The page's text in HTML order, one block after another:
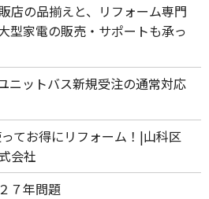
店の品揃えと、リフォーム専門
型家電の販売・サポートも承っ
ニットバス新規受注の通常対応
てお得にリフォーム！|山科区
会社
７年問題